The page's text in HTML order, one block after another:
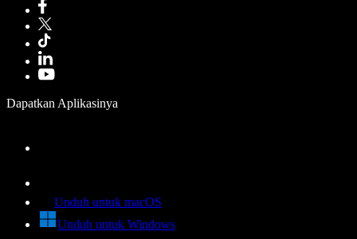
Dapatkan Aplikasinya
Unduh untuk macOS
Unduh untuk Windows